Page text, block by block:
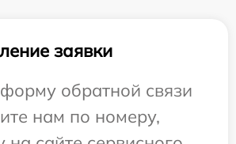
заявки
обратной связи
нам по номеру,